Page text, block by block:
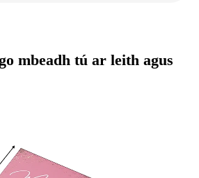
mbeadh tú ar leith agus